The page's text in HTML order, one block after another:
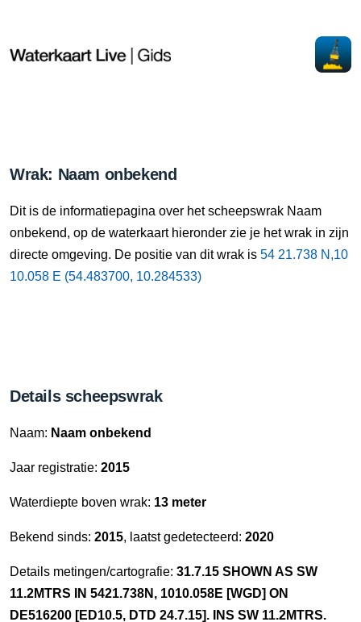
Wrak: Naam onbekend
Dit is de informatiepagina over het scheepswrak Naam
onbekend, op de waterkaart hieronder zie je het wrak in zijn
directe omgeving. De positie van dit wrak is 54 21.738 N,10
10.058 E (54.483700, 10.284533)
Details scheepswrak
Naam: Naam onbekend
Jaar registratie: 2015
Waterdiepte boven wrak: 13 meter
Bekend sinds: 2015, laatst gedetecteerd: 2020
Details metingen/cartografie: 31.7.15 SHOWN AS SW
11.2MTRS IN 5421.738N, 1010.058E [WGD] ON
DE516200 [ED10.5, DTD 24.7.15]. INS SW 11.2MTRS.